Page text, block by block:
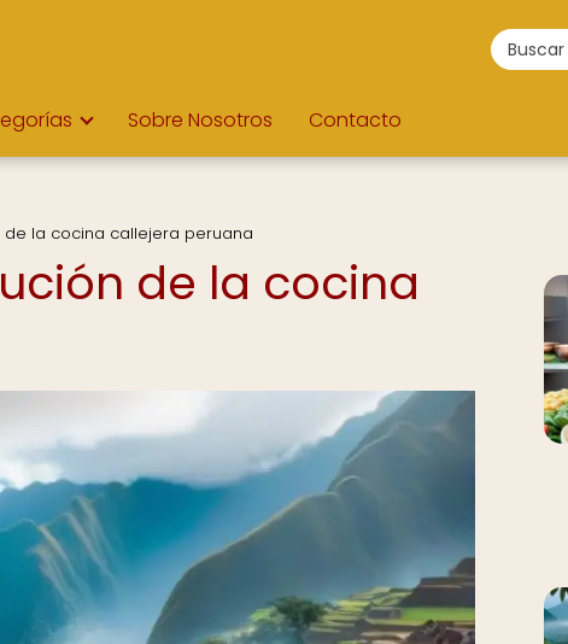
Sobre Nosotros Contacto
de la cocina callejera peruana
de la cocina